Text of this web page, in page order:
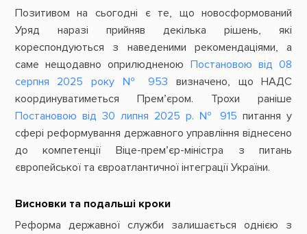
Позитивом на сьогодні є те, що новосформований
Уряд наразі прийняв декілька рішень, які
кореспондуються з наведеними рекомендаціями, а
саме нещодавно оприлюдненою Постановою від 08
серпня 2025 року № 953 визначено, що НАДС
координуватиметься Прем’єром. Трохи раніше
Постановою від 30 липня 2025 р. № 915 питання у
сфері реформування державного управління віднесено
до компетенції Віце-прем’єр-міністра з питань
європейської та євроатлантичної інтеграції України.
Висновки та подальші кроки
Реформа державної служби залишається однією з